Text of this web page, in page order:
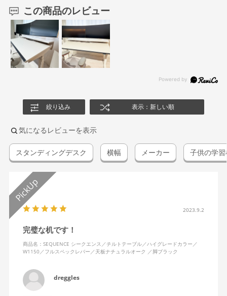
この商品のレビュー
絞り込み 表示：新しい順
気になるレビューを表示
スタンディングデスク 横幅 メーカー 子供の学
2023.9.2
完璧な机です！
商品名：SEQUENCE シークエンス／チルトテーブル／ハイグレードカラー／
W1150／フルスペックレバー／天板ナチュラルオーク ／脚ブラック
dreggles